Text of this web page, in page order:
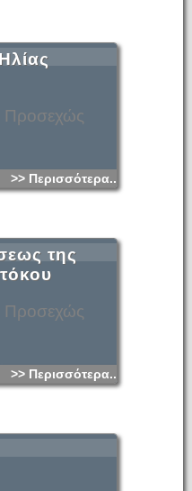
Προσεχώς
>> Περισσότερα...
Προσεχώς
της
>> Περισσότερα...